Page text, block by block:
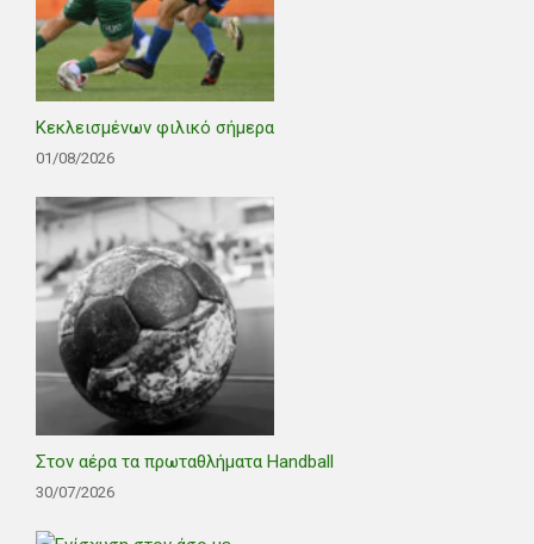
Κεκλεισμένων φιλικό σήμερα
01/08/2026
Στον αέρα τα πρωταθλήματα Handball
30/07/2026